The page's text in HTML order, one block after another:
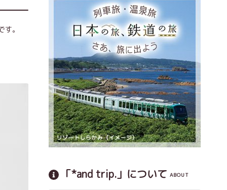
。
「*and trip.」について ABOUT